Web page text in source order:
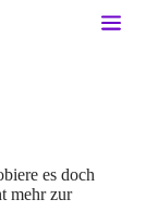
es doch
mehr zur